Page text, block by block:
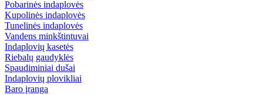
Pobarinės indaplovės
Kupolinės indaplovės
Tunelinės indaplovės
Vandens minkštintuvai
Indaplovių kasetės
Riebalų gaudyklės
Spaudiminiai dušai
Indaplovių plovikliai
Baro įranga